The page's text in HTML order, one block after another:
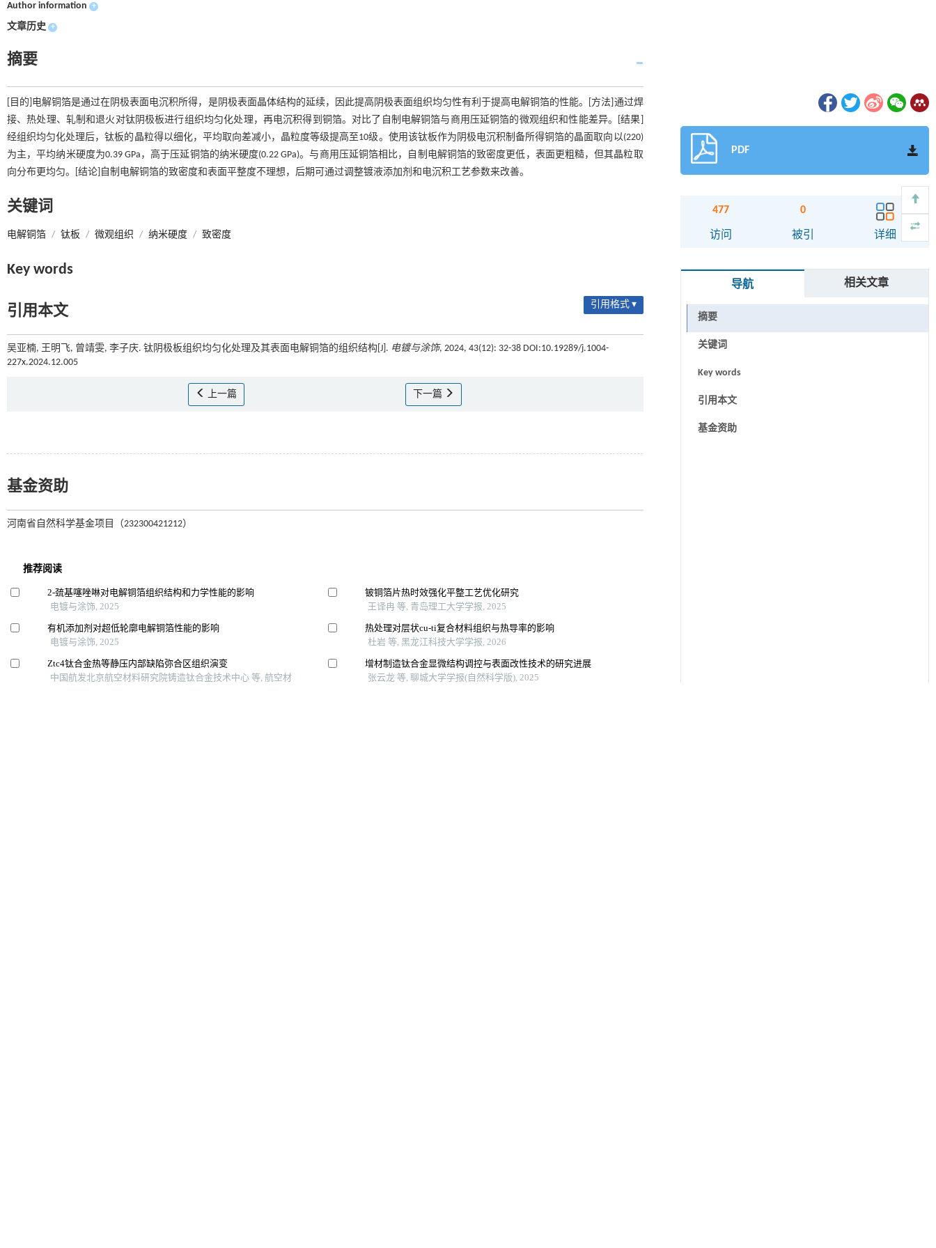
Author information +
文章历史 +
摘要
[目的]电解铜箔是通过在阴极表面电沉积所得，是阴极表面晶体结构的延续，因此提高阴极表面组织均匀性有利于提高电解铜箔的性能。[方法]通过焊
接、热处理、轧制和退火对钛阴极板进行组织均匀化处理，再电沉积得到铜箔。对比了自制电解铜箔与商用压延铜箔的微观组织和性能差异。[结果]
经组织均匀化处理后，钛板的晶粒得以细化，平均取向差减小，晶粒度等级提高至10级。使用该钛板作为阴极电沉积制备所得铜箔的晶面取向以(220)
为主，平均纳米硬度为0.39 GPa，高于压延铜箔的纳米硬度(0.22 GPa)。与商用压延铜箔相比，自制电解铜箔的致密度更低，表面更粗糙，但其晶粒取
向分布更均匀。[结论]自制电解铜箔的致密度和表面平整度不理想，后期可通过调整镀液添加剂和电沉积工艺参数来改善。
关键词
电解铜箔 / 钛板 / 微观组织 / 纳米硬度 / 致密度
Key words
引用本文 引用格式 ▾
吴亚楠, 王明飞, 曾靖雯, 李子庆. 钛阴极板组织均匀化处理及其表面电解铜箔的组织结构[J]. 电镀与涂饰, 2024, 43(12): 32-38 DOI:10.19289/j.1004-
227x.2024.12.005
上一篇 下一篇
基金资助
河南省自然科学基金项目（232300421212）
PDF
477
访问
0
被引 详细
导航 相关文章
摘要
关键词
Key words
引用本文
基金资助